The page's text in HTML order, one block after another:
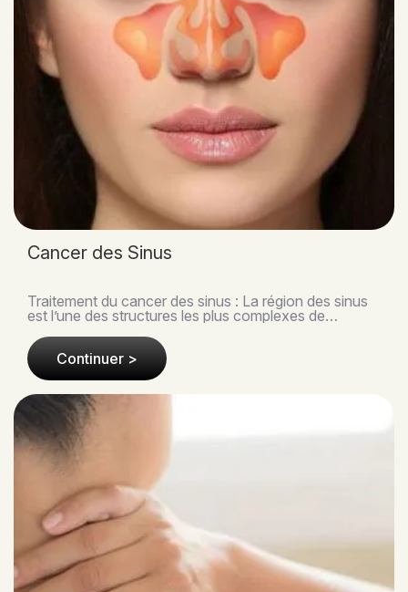
Cancer des Sinus
Traitement du cancer des sinus : La région des sinus
est l’une des structures les plus complexes de
Continuer >